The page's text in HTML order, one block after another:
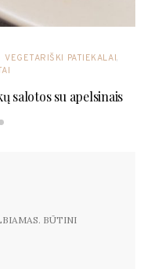
VEGETARIŠKI PATIEKALAI
salotos su apelsinais
BŪTINI